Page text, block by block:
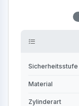
Sicherheitsstufe
Material
Zylinderart